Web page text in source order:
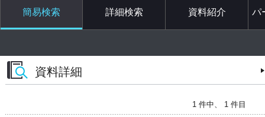
簡易検索 詳細検索 資料紹介 パ
資料詳細
1 件中、 1 件目